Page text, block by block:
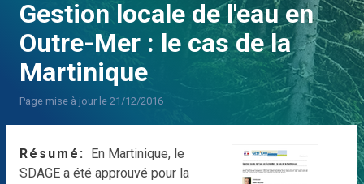
Gestion locale de l'eau en
Outre-Mer : le cas de la
Martinique
Page mise à jour le 21/12/2016
Résumé
En Martinique, le
SDAGE a été approuvé pour la